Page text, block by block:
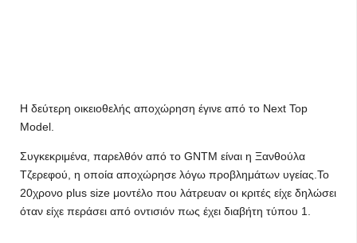
Η δεύτερη οικειοθελής αποχώρηση έγινε από το Next Top
Model.
Συγκεκριμένα, παρελθόν από το GNTM είναι η Ξανθούλα
Τζερεφού, η οποία αποχώρησε λόγω προβλημάτων υγείας.Το
20χρονο plus size μοντέλο που λάτρευαν οι κριτές είχε δηλώσει
όταν είχε περάσει από οντισιόν πως έχει διαβήτη τύπου 1.